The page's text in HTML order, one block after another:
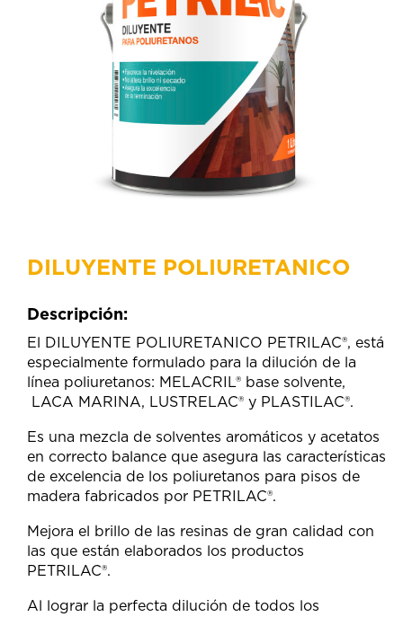
DILUYENTE POLIURETANICO
Descripción:
El DILUYENTE POLIURETANICO PETRILAC®, está
especialmente formulado para la dilución de la
línea poliuretanos: MELACRIL® base solvente,
LACA MARINA, LUSTRELAC® y PLASTILAC®.
Es una mezcla de solventes aromáticos y acetatos
en correcto balance que asegura las características
de excelencia de los poliuretanos para pisos de
madera fabricados por PETRILAC®.
Mejora el brillo de las resinas de gran calidad con
las que están elaborados los productos
PETRILAC®.
Al lograr la perfecta dilución de todos los